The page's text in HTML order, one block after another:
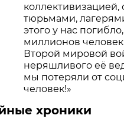
коллективизацией,
тюрьмами,
этого у нас
миллионов
Второй мировой
неряшливого её
мы потеряли от
человек!»
хроники